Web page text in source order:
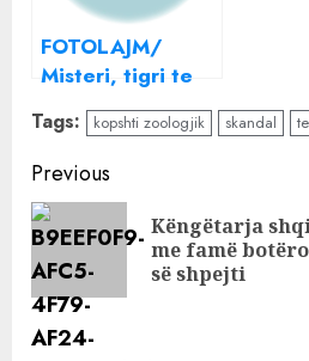
FOTOLAJM/
Misteri, tigri te
Kopështi
Zoologjik nuk ka
dhëmbë
Tags: kopshti zoologjik skandal
Continue
Reading
Previous
Këngëtarja
me famë
së shpejti